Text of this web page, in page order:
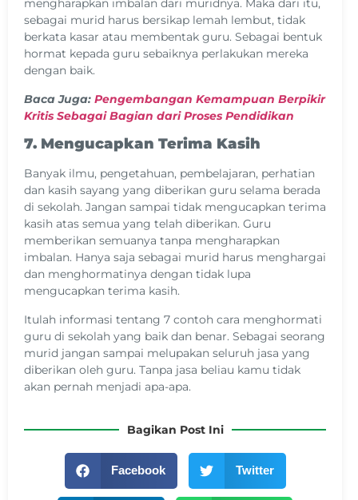
mengharapkan imbalan dari muridnya. Maka dari itu,
sebagai murid harus bersikap lemah lembut, tidak
berkata kasar atau membentak guru. Sebagai bentuk
hormat kepada guru sebaiknya perlakukan mereka
dengan baik.
Baca Juga: Pengembangan Kemampuan Berpikir
Kritis Sebagai Bagian dari Proses Pendidikan
7. Mengucapkan Terima Kasih
Banyak ilmu, pengetahuan, pembelajaran, perhatian
dan kasih sayang yang diberikan guru selama berada
di sekolah. Jangan sampai tidak mengucapkan terima
kasih atas semua yang telah diberikan. Guru
memberikan semuanya tanpa mengharapkan
imbalan. Hanya saja sebagai murid harus menghargai
dan menghormatinya dengan tidak lupa
mengucapkan terima kasih.
Itulah informasi tentang 7 contoh cara menghormati
guru di sekolah yang baik dan benar. Sebagai seorang
murid jangan sampai melupakan seluruh jasa yang
diberikan oleh guru. Tanpa jasa beliau kamu tidak
akan pernah menjadi apa-apa.
Bagikan Post Ini
Facebook Twitter